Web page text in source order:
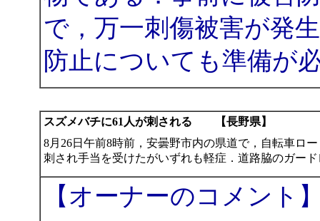
で，万一刺傷被害が発
防止についても準備が
スズメバチに61人が刺される 【長野県】
8月26日午前8時前，安曇野市内の県道で，自転車ロ
刺され手当を受けたがいずれも軽症．道路脇のガー
【オーナーのコメント